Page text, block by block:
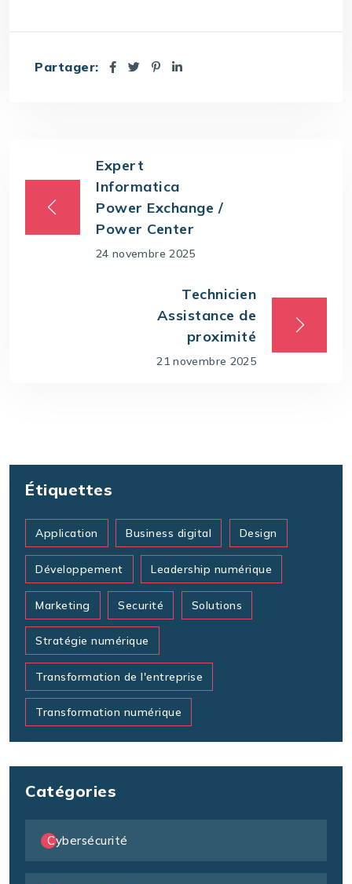
Partager:
Expert
Informatica
Power Exchange /
Power Center
24 novembre 2025
Technicien
Assistance de
proximité
21 novembre 2025
Étiquettes
Application Business digital Design
Développement Leadership numérique
Marketing Securité Solutions
Stratégie numérique
Transformation de l'entreprise
Transformation numérique
Catégories
Cybersécurité